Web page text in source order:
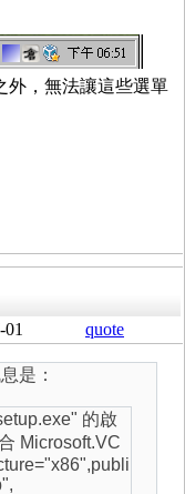
外，無法讓這些選單
01 quote
是：
的啟
Microsoft.VC